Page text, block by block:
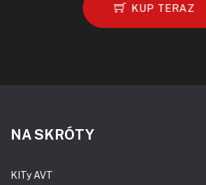
KUP TERAZ
NA SKRÓTY
KITy AVT